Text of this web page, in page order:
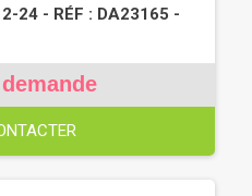
24 - RÉF : DA23165 -